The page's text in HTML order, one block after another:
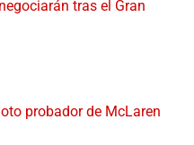
tras el Gran
probador de McLaren